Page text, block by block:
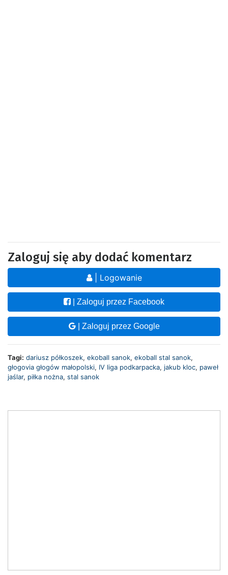
Zaloguj się aby dodać komentarz
| Logowanie
| Zaloguj przez Facebook
| Zaloguj przez Google
Tagi: dariusz półkoszek, ekoball sanok, ekoball stal sanok,
głogovia głogów małopolski, IV liga podkarpacka, jakub kloc, paweł
jaślar, piłka nożna, stal sanok